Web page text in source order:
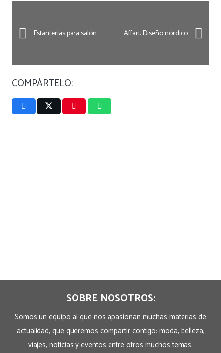
Estanterías para salón. Affari: Diseño nórdico
COMPÁRTELO:
SOBRE NOSOTROS:
Somos un equipo al que nos apasionan muchas materias de
actualidad, que queremos compartir contigo: moda, belleza,
viajes, noticias y eventos entre otros muchos temas.